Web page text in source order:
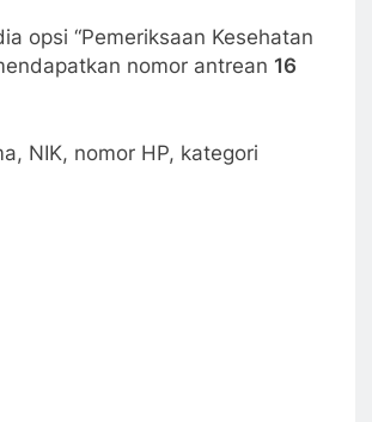
opsi “Pemeriksaan Kesehatan
nomor antrean 16
NIK, nomor HP, kategori